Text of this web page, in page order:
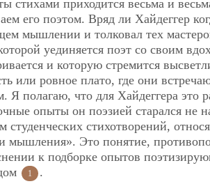
стихами приходится весьма и
его поэтом. Вряд ли Хайдеггер
мышлении и толковал тех
уединяется поэт со своим
и которую стремится
или ровное плато, где они
Я полагаю, что для Хайдеггера это
опыты он поэзией старался не
стихотворений,
мышления». Это понятие,
к подборке опытов
1 .